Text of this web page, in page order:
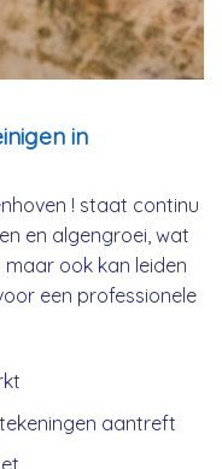
in
! staat continu
en algengroei, wat
ook kan leiden
een professionele
aantreft